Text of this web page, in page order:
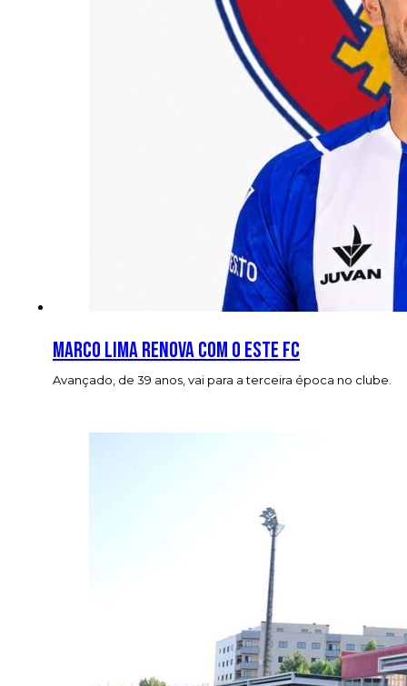
Marco Lima renova com o Este FC
Avançado, de 39 anos, vai para a terceira época no clube.